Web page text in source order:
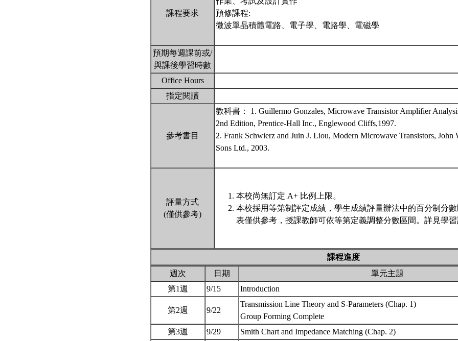
課程要求
預修課程:
微波單晶積體電路、電子學、電路學、電磁學
預期每週課前或/
與課後學習時數
Office Hours
指定閱讀
參考書目
教科書： 1. Guillermo Gonzales, Microwave Transistor Amplifier
2nd Edition, Prentice-Hall Inc., Englewood Cliffs,1997.
2. Frank Schwierz and Juin J. Liou, Modern Microwave Transistors, John
Sons Ltd., 2003.
評量方式
(僅供參考)
本校尚無訂定 A+ 比例上限。
本校採用等第制評定成績，學生成績評量辦法中的百分制分
表僅供參考，授課教師可依等第定義調整分數區間。詳見學
課程進度
週次
日期
單元主題
第1週
9/15 Introduction
第2週 9/22
Transmission Line Theory and S-Parameters (Chap. 1)
Group Forming Complete
第3週
9/29 Smith Chart and Impedance Matching (Chap. 2)